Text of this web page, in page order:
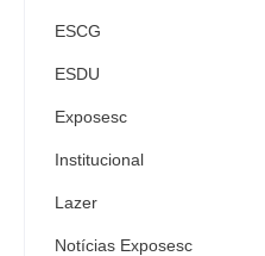
ESCG
ESDU
Exposesc
Institucional
Lazer
Notícias Exposesc